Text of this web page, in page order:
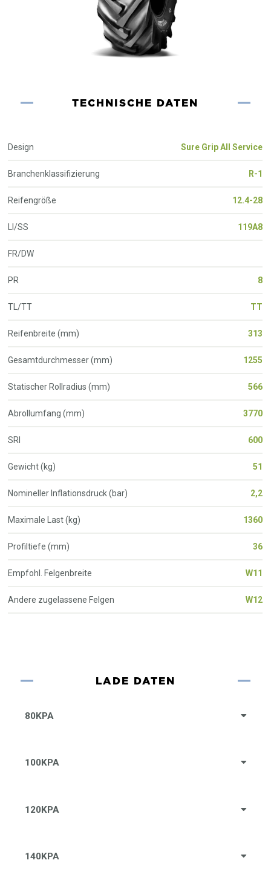
TECHNISCHE DATEN
Design Sure Grip All Service
Branchenklassifizierung R-1
Reifengröße 12.4-28
LI/SS 119A8
FR/DW
PR 8
TL/TT TT
Reifenbreite (mm) 313
Gesamtdurchmesser (mm) 1255
Statischer Rollradius (mm) 566
Abrollumfang (mm) 3770
SRI 600
Gewicht (kg) 51
Nomineller Inflationsdruck (bar) 2,2
Maximale Last (kg) 1360
Profiltiefe (mm) 36
Empfohl. Felgenbreite W11
Andere zugelassene Felgen W12
LADE DATEN
80KPA
100KPA
120KPA
140KPA